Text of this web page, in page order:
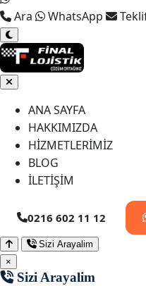
Ara WhatsApp
ANA SAYFA
HAKKIMIZDA
HİZMETLERİMİZ
BLOG
İLETİŞİM
0216 602 11 12
Sizi Arayalim
×
Sizi Arayalim